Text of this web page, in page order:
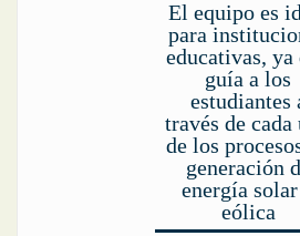
El equipo es
para
educativas, ya
guía a los
estudiantes
través de cada
de los
generación
energía
eólica